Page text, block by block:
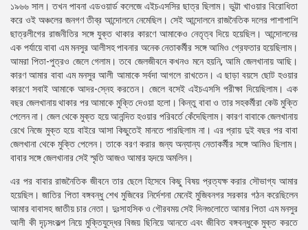
প্রকাশনা
গ্যালারি
বিএনপি-
জামায়াত
সহিংসতা
সংগঠন
নির্বাচনী
ইশতেহার
১৯৬৬ সাল। তখন পাবনা এডওয়ার্ড কলেজে এইচএসসির ছাত্র ছিলাম। ভুট্টা খাওয়ার বিরোধিতা
করে ওই অঞ্চলের জনগণ তীব্র আন্দোলনে নেমেছিল। সেই আন্দোলনে রাজনৈতিক দলের পাশাপাশি
ছাত্রলীগের রাজনীতির সঙ্গে যুক্ত থাকার কারণে আমাকেও নেতৃত্ব দিয়ে হয়েছিল। আন্দোলনের
এক পর্যায়ে বাবা এম মনসুর আলীসহ পাবনার অনেক নেতাকর্মীর সঙ্গে আমিও গ্রেফতার হয়েছিলাম।
আমরা পিতা-পুত্রও জেলে গেলাম। তবে জেলজীবনে কখনও মনে হয়নি, আমি জেলখানায় আছি।
কারণ আমার বাবা এম মনসুর আলী আমাকে সর্বদা আগলে রাখতেন। এ ছাড়া বয়সে ছোট হওয়ার
কারণে সবাই আমাকে আদর-স্নেহ করতেন। জেলে বসেই এইচএসসি পরীক্ষা দিয়েছিলাম। এক
বছর জেলখানায় থাকার পর আমাকে মুক্তি দেওয়া হলো। কিন্তু বাবা ও তার সহকর্মীরা কেউ মুক্তি
পেলেন না। জেল থেকে মুক্ত হয়ে আনন্দিত হওয়ার পরিবর্তে কেঁদেছিলাম। কারণ বাবাকে জেলখানায়
রেখে নিজে মুক্ত হয়ে বাইরে আসা কিছুতেই মানতে পারছিলাম না। এর প্রায় দুই বছর পর বাবা
জেলখানা থেকে মুক্তি পেলেন। তাকে বরণ করার জন্য অন্যান্য নেতাকর্মীর সঙ্গে আমিও ছিলাম।
বাবার সঙ্গে জেলখানার সেই স্মৃতি আজও আমার হৃদয়ে অমলিন।
এর পর বাবার রাজনৈতিক জীবনে তার ছেলে হিসেবে কিছু বিষয় প্রত্যক্ষ করার সৌভাগ্য আমার
হয়েছিল। জাতির পিতা বঙ্গবন্ধু শেখ মুজিবের নির্দেশনা মেনেই মুজিবনগর সরকার গঠন করেছিলেন
আমার বাবাসহ জাতীয় চার নেতা। দুঃসাহসিক ও গৌরবময় সেই দিনগুলোতে আমার পিতা এম মনসুর
আলী কী দৃঢ়সংকল্প নিয়ে মুক্তিযুদ্ধের বিজয় ছিনিয়ে আনতে এবং জীবিত বঙ্গবন্ধুকে মুক্ত করতে